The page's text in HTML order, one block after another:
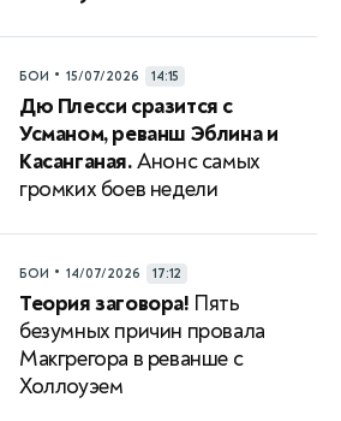
БОИ • 15/07/2026 14:15
Дю Плесси сразится с
Усманом, реванш Эблина и
Касанганая.Анонс самых
громких боев недели
БОИ • 14/07/2026 17:12
Теория заговора! Пять
безумных причин провала
Макгрегора в реванше с
Холлоуэем